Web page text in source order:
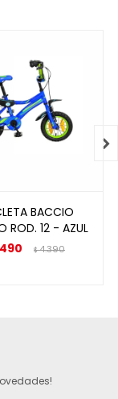
BACCIO
ROD. 12 - AZUL
$4.390
